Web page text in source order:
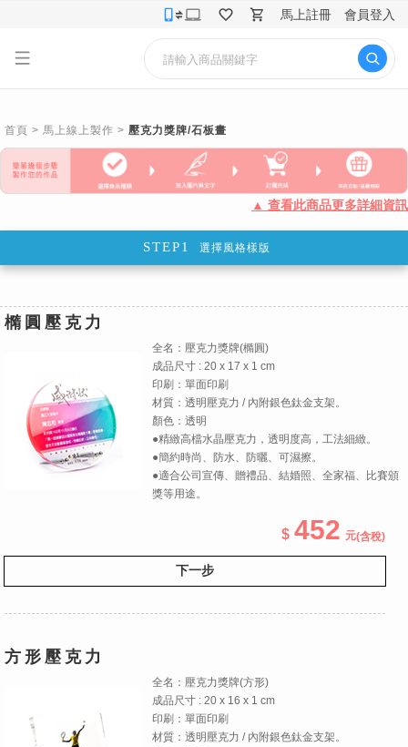
馬上註冊 會員登入
首頁 > 馬上線上製作 > 壓克力獎牌/石板畫
▲ 查看此商品更多詳細資訊
STEP1 選擇風格樣版
橢圓壓克力
全名：壓克力獎牌(橢圓)
成品尺寸 : 20 x 17 x 1 cm
印刷：單面印刷
材質：透明壓克力 / 內附銀色鈦金支架。
顏色：透明
●精緻高檔水晶壓克力，透明度高，工法細緻。
●簡約時尚、防水、防曬、可濕擦。
●適合公司宣傳、贈禮品、結婚照、全家福、比賽頒
獎等用途。
452 (含稅)
下一步
方形壓克力
全名：壓克力獎牌(方形)
成品尺寸 : 20 x 16 x 1 cm
印刷：單面印刷
材質：透明壓克力 / 內附銀色鈦金支架。